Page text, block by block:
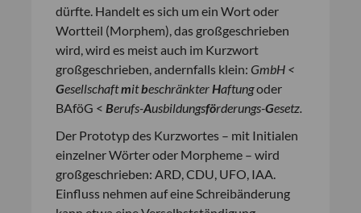
dürfte. Handelt es sich um ein Wort oder
Wortteil (Morphem), das großgeschrieben
wird, wird es meist auch im Kurzwort
großgeschrieben, andernfalls klein: GmbH <
Gesellschaftmitbeschränkter Haftungoder
BAföG < Berufs-Ausbildungsförderungs-Gesetz.
Der Prototyp des Kurzwortes – mit Initialen
einzelner Wörter oder Morpheme – wird
großgeschrieben: ARD, CDU, UFO, IAA.
Einfluss nehmen auf eine Schreibänderung